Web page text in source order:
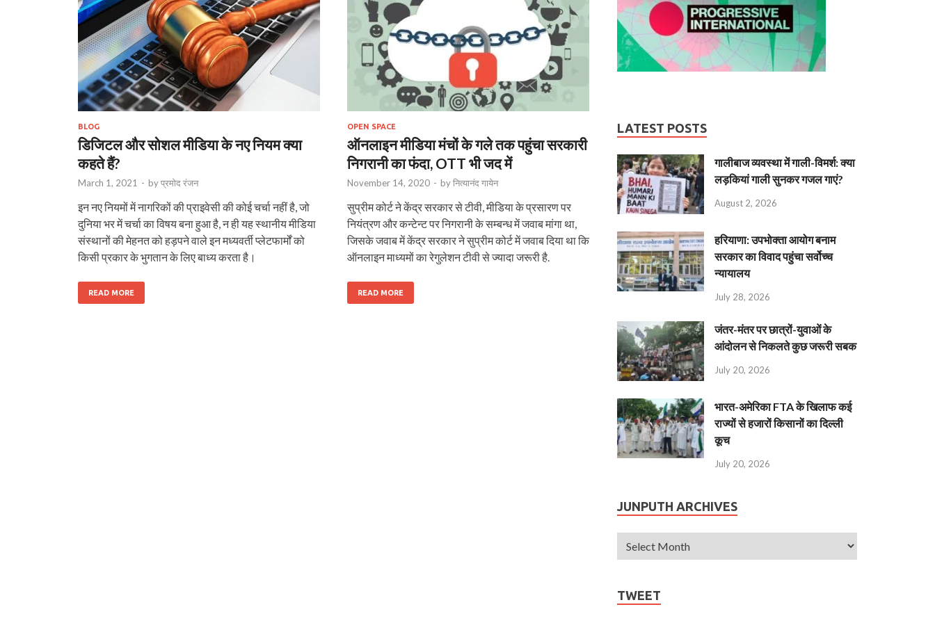
BLOG
डिजिटल और सोशल मीडिया के नए नियम क्या
कहते हैं?
March 1, 2021 - byप्रमोद रंजन
इन नए नियमों में नागरिकों की प्राइवेसी की कोई चर्चा नहीं है, जो
दुनिया भर में चर्चा का विषय बना हुआ है, न ही यह स्थानीय मीडिया
संस्थानों की मेहनत को हड़पने वाले इन मध्यवर्ती प्लेटफार्मों को
किसी प्रकार के भुगतान के लिए बाध्य करता है।
READ MORE
OPEN SPACE
ऑनलाइन मीडिया मंचों के गले तक पहुंचा सरकारी
निगरानी का फंदा, OTT भी जद में
November 14, 2020 - byनित्यानंद गायेन
सुप्रीम कोर्ट ने केंद्र सरकार से टीवी, मीडिया के प्रसारण पर
नियंत्रण और कन्टेन्ट पर निगरानी के सम्बन्ध में जवाब मांगा था,
जिसके जवाब में केंद्र सरकार ने सुप्रीम कोर्ट में जवाब दिया था कि
ऑनलाइन माध्यमों का रेगुलेशन टीवी से ज्यादा जरूरी है.
READ MORE
LATEST POSTS
गालीबाज व्‍यवस्‍था में गाली-विमर्श: क्या
लड़कियां गाली सुनकर गजल गाएं?
August 2, 2026
हरियाणा: उपभोक्ता आयोग बनाम
सरकार का विवाद पहुंचा सर्वोच्च
न्यायालय
July 28, 2026
जंतर-मंतर पर छात्रों-युवाओं के
आंदोलन से निकलते कुछ जरूरी सबक
July 20, 2026
भारत-अमेरिका FTA के खिलाफ कई
राज्यों से हजारों किसानों का दिल्ली
कूच
July 20, 2026
JUNPUTH ARCHIVES
TWEET